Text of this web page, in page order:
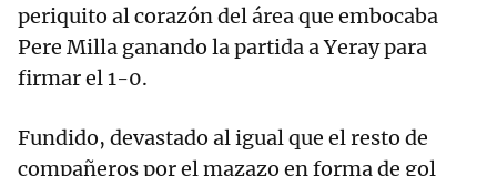
periquito al corazón del área que embocaba
Pere Milla ganando la partida a Yeray para
firmar el 1-0.
Fundido, devastado al igual que el resto de
compañeros por el mazazo en forma de gol